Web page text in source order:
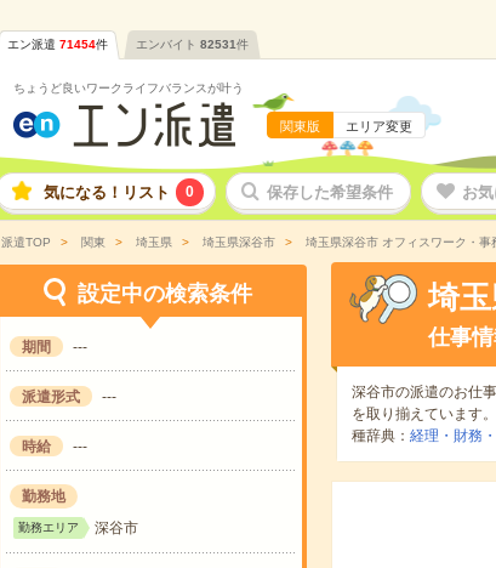
エン派遣 71454件 エンバイト 82531件
ちょうど良いワークライフバランスが叶う
関東版 エリア変更
気になる！リスト 0 保存した希望条件 お
派遣TOP 関東 埼玉県 埼玉県深谷市 埼玉県深谷市 オフィスワーク・事
設定中の検索条件
期間 ---
派遣形式 ---
時給 ---
勤務地
勤務エリア 深谷市
埼
仕事
深谷市の派遣のお仕
を取り揃えています。
種辞典： 経理・財務